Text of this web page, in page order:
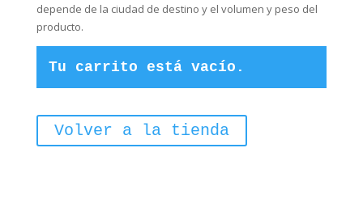
depende de la ciudad de destino y el volumen y peso del
producto.
Tu carrito está vacío.
Volver a la tienda